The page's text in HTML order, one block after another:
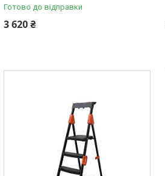
Готово до відправки
3 620 ₴